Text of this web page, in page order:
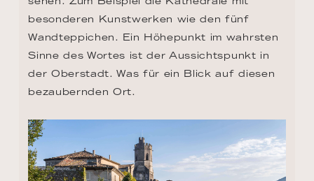
besonderen Kunstwerken wie den fünf
Wandteppichen. Ein Höhepunkt im wahrsten
Sinne des Wortes ist der Aussichtspunkt in
der Oberstadt. Was für ein Blick auf diesen
bezaubernden Ort.